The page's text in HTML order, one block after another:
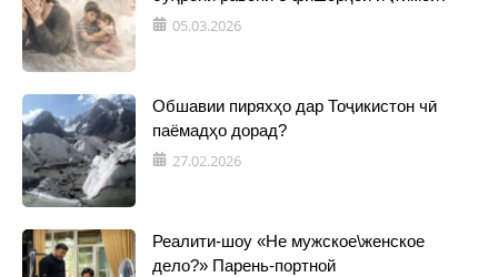
05.03.2026
Обшавии пиряхҳо дар Тоҷикистон чӣ
паёмадҳо дорад?
27.02.2026
Реалити-шоу «Не мужское\женское
дело?» Парень-портной